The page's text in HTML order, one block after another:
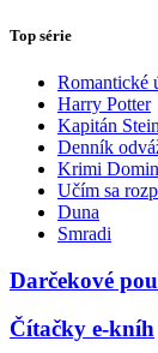
Top série
Romantické
Harry Potter
Kapitán
Denník
Krimi
Učím sa
Duna
Smradi
Darčekové
Čítačky e-kníh